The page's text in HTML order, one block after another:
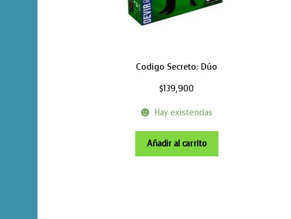
Codigo Secreto: Dúo
$139,900
Hay existencias
Añadir al carrito